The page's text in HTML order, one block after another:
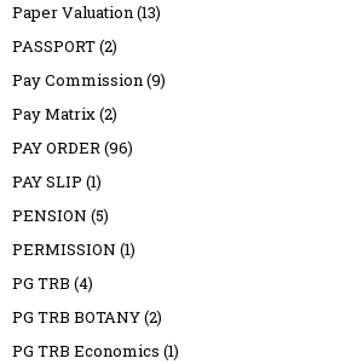
Paper Valuation(13)
PASSPORT(2)
Pay Commission(9)
Pay Matrix(2)
PAY ORDER(96)
PAY SLIP (1)
PENSION (5)
PERMISSION (1)
PG TRB (4)
PG TRB BOTANY(2)
PG TRB Economics (1)